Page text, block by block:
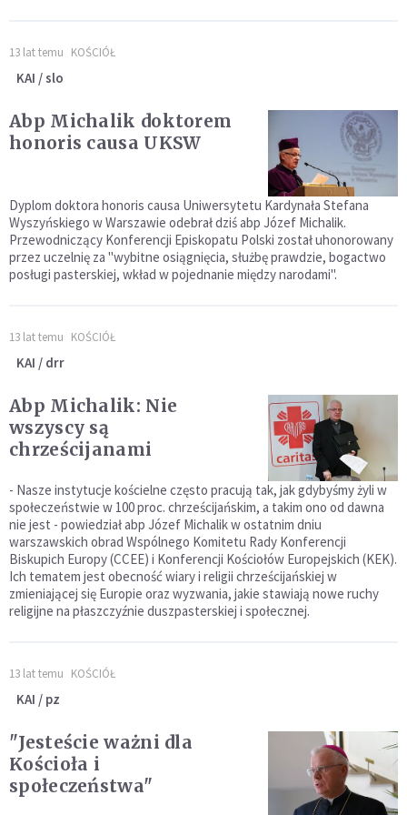
13 lat temu KOŚCIÓŁ
KAI / slo
Abp Michalik doktorem
honoris causa UKSW
Dyplom doktora honoris causa Uniwersytetu Kardynała Stefana
Wyszyńskiego w Warszawie odebrał dziś abp Józef Michalik.
Przewodniczący Konferencji Episkopatu Polski został uhonorowany
przez uczelnię za "wybitne osiągnięcia, służbę prawdzie, bogactwo
posługi pasterskiej, wkład w pojednanie między narodami".
13 lat temu KOŚCIÓŁ
KAI / drr
Abp Michalik: Nie
wszyscy są
chrześcijanami
- Nasze instytucje kościelne często pracują tak, jak gdybyśmy żyli w
społeczeństwie w 100 proc. chrześcijańskim, a takim ono od dawna
nie jest - powiedział abp Józef Michalik w ostatnim dniu
warszawskich obrad Wspólnego Komitetu Rady Konferencji
Biskupich Europy (CCEE) i Konferencji Kościołów Europejskich (KEK).
Ich tematem jest obecność wiary i religii chrześcijańskiej w
zmieniającej się Europie oraz wyzwania, jakie stawiają nowe ruchy
religijne na płaszczyźnie duszpasterskiej i społecznej.
13 lat temu KOŚCIÓŁ
KAI / pz
"Jesteście ważni dla
Kościoła i
społeczeństwa"